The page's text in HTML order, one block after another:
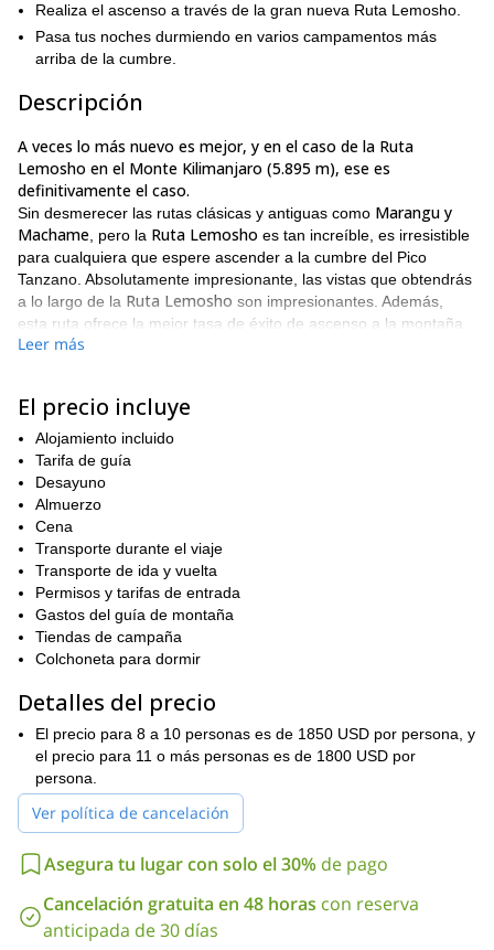
Realiza el ascenso a través de la gran nueva Ruta Lemosho.
Pasa tus noches durmiendo en varios campamentos más
arriba de la cumbre.
Descripción
A veces lo más nuevo es mejor, y en el caso de la Ruta
Lemosho en el Monte Kilimanjaro (5.895 m), ese es
definitivamente el caso.
Sin desmerecer las rutas clásicas y antiguas como Marangu y
Machame , pero la Ruta Lemosho es tan increíble, es irresistible
para cualquiera que espere ascender a la cumbre del Pico
Tanzano. Absolutamente impresionante, las vistas que obtendrás
a lo largo de la Ruta Lemosho son impresionantes. Además,
esta ruta ofrece la mejor tasa de éxito de ascenso a la montaña
de todas las rutas disponibles. Y, finalmente, esta ruta es
obtendrían en las otras rutas.
Nos acercaremos a la cumbre desde el este, y a lo largo del
viaje, visitarás una serie de campamentos, donde podrás
instalarte por la noche. Cuando alcancemos la cumbre, podrás
disfrutar de vistas panorámicas que deben verse para creer.
Luego descenderemos por el
Dado que realizaremos esta ascensión en solo 7 días, es
importante que los participantes en este programa estén en
buena condición física
Ascender al Kilimanjaro a través de la Ruta Lemosho es el tipo
de experiencia en la que reflexionarás por el resto de tu vida.
una solicitud. Esperamos poder guiarte.
También ofrecemos unaversión de 8 días de este programa,
que puedes disfrutar aquí.
Leer más
El precio incluye
Alojamiento incluido
Tarifa de guía
Desayuno
Almuerzo
Cena
Transporte durante el viaje
Transporte de ida y vuelta
Permisos y tarifas de entrada
Gastos del guía de montaña
Tiendas de campaña
Colchoneta para dormir
Detalles del precio
El precio para 8 a 10 personas es de 1850 USD por persona, y
el precio para 11 o más personas es de 1800 USD por
persona.
Ver política de cancelación
Asegura tu lugar con solo el 30% de pago
Cancelación gratuita en 48 horas con reserva
anticipada de 30 días